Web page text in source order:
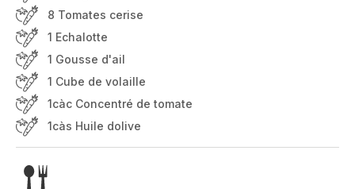
8 Tomates cerise
1 Echalotte
1 Gousse d'ail
1 Cube de volaille
1càc Concentré de tomate
1càs Huile dolive